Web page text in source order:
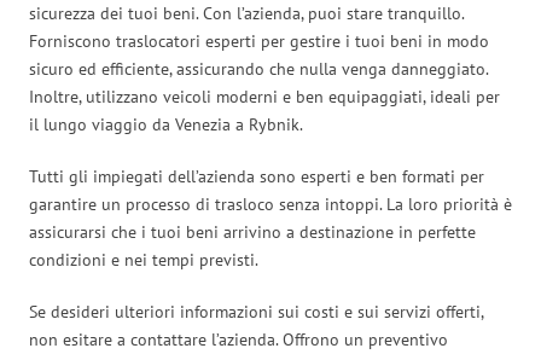
sicurezza dei tuoi beni. Con l’azienda, puoi stare tranquillo.
Forniscono traslocatori esperti per gestire i tuoi beni in modo
sicuro ed efficiente, assicurando che nulla venga danneggiato.
Inoltre, utilizzano veicoli moderni e ben equipaggiati, ideali per
il lungo viaggio da Venezia a Rybnik.
Tutti gli impiegati dell’azienda sono esperti e ben formati per
garantire un processo di trasloco senza intoppi. La loro priorità è
assicurarsi che i tuoi beni arrivino a destinazione in perfette
condizioni e nei tempi previsti.
Se desideri ulteriori informazioni sui costi e sui servizi offerti,
non esitare a contattare l’azienda. Offrono un preventivo